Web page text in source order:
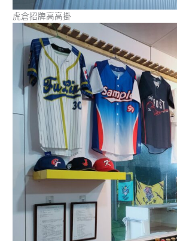
虎倉招牌高高掛